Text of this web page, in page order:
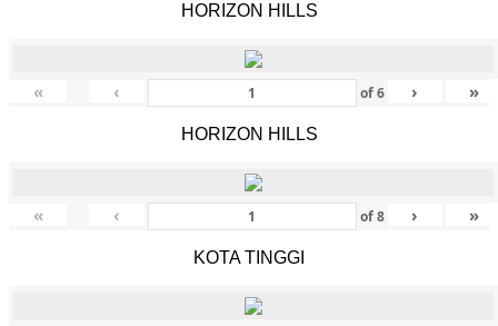
HORIZON HILLS
« ‹ of6 › »
HORIZON HILLS
« ‹ of8 › »
KOTA TINGGI